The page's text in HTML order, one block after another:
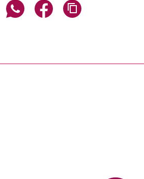
Seite über E-Mail teilen
Seite über WhatsApp teilen
Seite über Facebook